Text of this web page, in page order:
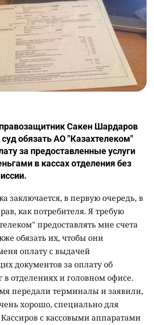
Сакен Шардаров
суд обязать АО "Казахтелеком"
за предоставленные услуги
в кассах отделения без
заключается, в первую очередь, в
как потребителя. Я требую
предоставлять мне счета
обязать их, чтобы они
оплату с выдачей
документов за оплату об
в отделениях и головном офисе.
передали терминалы и заявили,
хорошо, специально для
с кассовыми аппаратами